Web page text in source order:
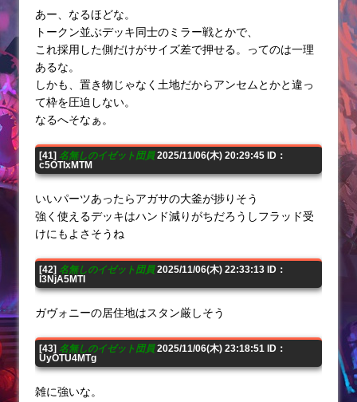
あー、なるほどな。
トークン並ぶデッキ同士のミラー戦とかで、
これ採用した側だけがサイズ差で押せる。ってのは一理
あるな。
しかも、置き物じゃなく土地だからアンセムとかと違っ
て枠を圧迫しない。
なるへそなぁ。
[41] 名無しのイゼット団員2025/11/06(木) 20:29:45 ID：
c5OTIxMTM
いいパーツあったらアガサの大釜が捗りそう
強く使えるデッキはハンド減りがちだろうしフラッド受
けにもよさそうね
[42] 名無しのイゼット団員2025/11/06(木) 22:33:13 ID：
I3NjA5MTI
ガヴォニーの居住地はスタン厳しそう
[43] 名無しのイゼット団員2025/11/06(木) 23:18:51 ID：
UyOTU4MTg
雑に強いな。